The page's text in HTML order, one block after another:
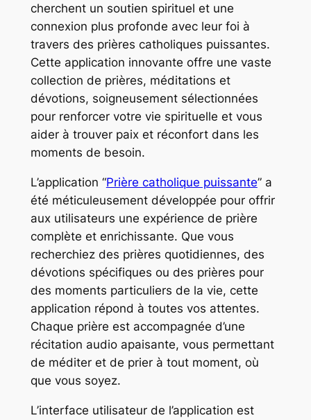
cherchent un soutien spirituel et une
connexion plus profonde avec leur foi à
travers des prières catholiques puissantes.
Cette application innovante offre une vaste
collection de prières, méditations et
dévotions, soigneusement sélectionnées
pour renforcer votre vie spirituelle et vous
aider à trouver paix et réconfort dans les
moments de besoin.
L’application “Prière catholique puissante” a
été méticuleusement développée pour offrir
aux utilisateurs une expérience de prière
complète et enrichissante. Que vous
recherchiez des prières quotidiennes, des
dévotions spécifiques ou des prières pour
des moments particuliers de la vie, cette
application répond à toutes vos attentes.
Chaque prière est accompagnée d’une
récitation audio apaisante, vous permettant
de méditer et de prier à tout moment, où
que vous soyez.
L’interface utilisateur de l’application est